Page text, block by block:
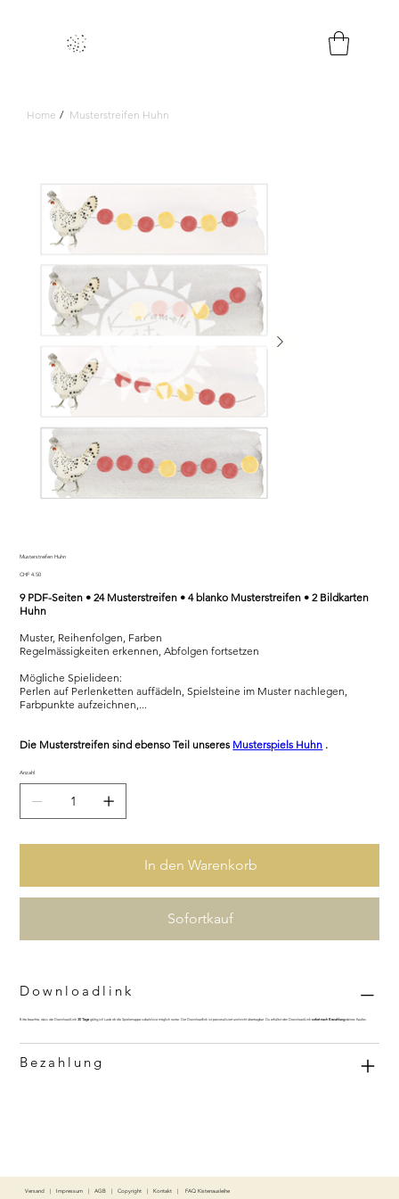
Home / Musterstreifen Huhn
Musterstreifen Huhn
Preis
CHF 4.50
9 PDF-Seiten • 24 Musterstreifen • 4 blanko Musterstreifen • 2 Bildkarten
Huhn
Muster, Reihenfolgen, Farben
Regelmässigkeiten erkennen, Abfolgen fortsetzen
Mögliche Spielideen:
Perlen auf Perlenketten auffädeln, Spielsteine im Muster nachlegen,
Farbpunkte aufzeichnen,...
Die Musterstreifen sind ebenso Teil unseres Musterspiels Huhn .
Anzahl
In den Warenkorb
Sofortkauf
Downloadlink
Bitte beachte, dass der Download-Link30 Tage gültig ist! Lade dir die Spielemappe sobald wie möglich runter. Der Downloadlink ist personalisiert und nicht übertragbar. Du erhältst den Download-Linksofort nach Bezahlungdeines Kaufes.
Bezahlung
Versand| Impressum| AGB| Copyright| Kontakt| FAQ Kistenausleihe